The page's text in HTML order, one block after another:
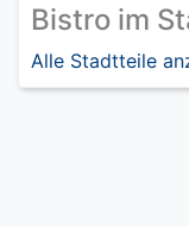
Bistro im
Alle Stadtteile